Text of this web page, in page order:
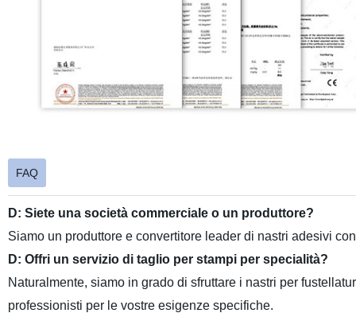
FAQ
D: Siete una società commerciale o un produttore?
Siamo un produttore e convertitore leader di nastri adesivi
D: Offri un servizio di taglio per stampi per specialità?
Naturalmente, siamo in grado di sfruttare i nastri per
professionisti per le vostre esigenze specifiche.